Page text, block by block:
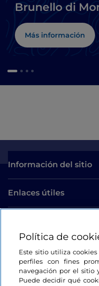
Brunello di
Chianti
Más información
Información del sitio
Enlaces útiles
Estamos en contacto
Política de
Este sitio utiliza
perfiles con fines
navegación por el sitio
Puede decidir qué